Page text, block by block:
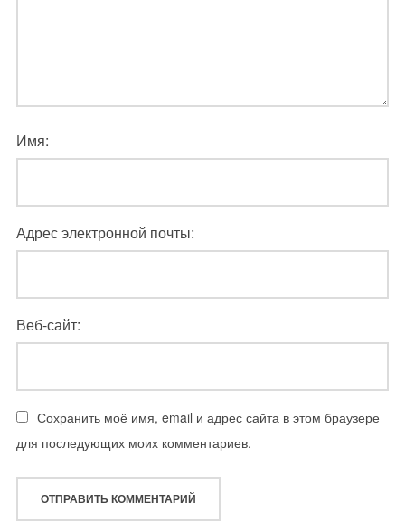
Имя:
Адрес электронной почты:
Веб-сайт:
Сохранить моё имя, email и адрес сайта в этом браузере
для последующих моих комментариев.